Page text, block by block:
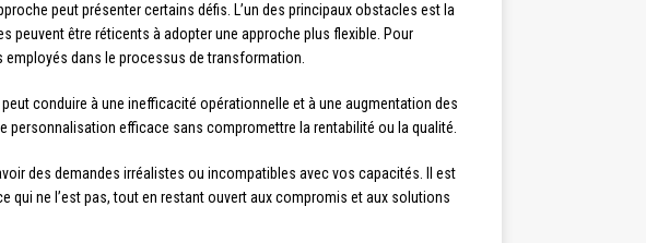
peut présenter certains défis. L’un des principaux obstacles est la
peuvent être réticents à adopter une approche plus flexible. Pour
dans le processus de transformation.
peut conduire à une inefficacité opérationnelle et à une augmentation des
efficace sans compromettre la rentabilité ou la qualité.
des demandes irréalistes ou incompatibles avec vos capacités. Il est
qui ne l’est pas, tout en restant ouvert aux compromis et aux solutions